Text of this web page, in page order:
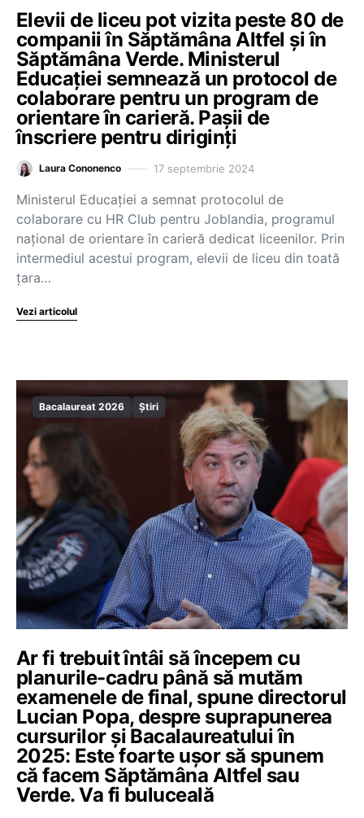
Elevii de liceu pot vizita peste 80 de
companii în Săptămâna Altfel și în
Săptămâna Verde. Ministerul
Educației semnează un protocol de
colaborare pentru un program de
orientare în carieră. Pașii de
înscriere pentru diriginți
Laura Cononenco 17 septembrie 2024
Ministerul Educaţiei a semnat protocolul de
colaborare cu HR Club pentru Joblandia, programul
naţional de orientare în carieră dedicat liceenilor. Prin
intermediul acestui program, elevii de liceu din toată
țara…
Vezi articolul
Bacalaureat 2026 Știri
Ar fi trebuit întâi să începem cu
planurile-cadru până să mutăm
examenele de final, spune directorul
Lucian Popa, despre suprapunerea
cursurilor și Bacalaureatului în
2025: Este foarte ușor să spunem
că facem Săptămâna Altfel sau
Verde. Va fi buluceală